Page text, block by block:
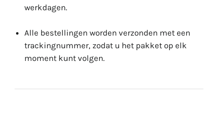
werkdagen.
Alle bestellingen worden verzonden met een
trackingnummer, zodat u het pakket op elk
moment kunt volgen.